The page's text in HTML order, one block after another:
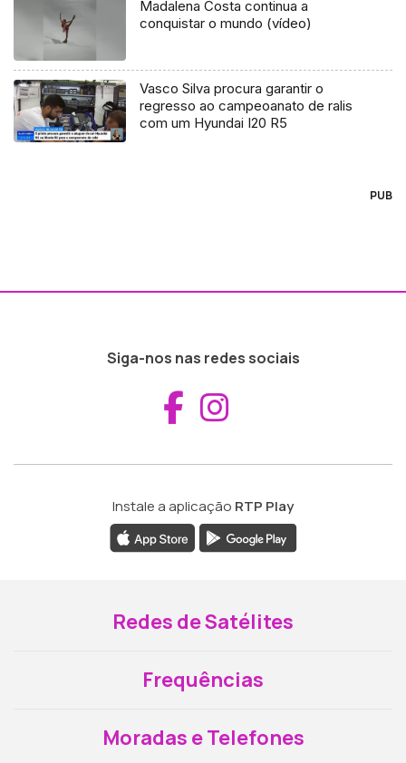
Madalena Costa continua a
conquistar o mundo (vídeo)
Vasco Silva procura garantir o
regresso ao campeoanato de ralis
com um Hyundai I20 R5
PUB
Siga-nos nas redes sociais
Aceder ao
Instale a aplicação RTP Play
Redes de Satélites
Frequências
Moradas e Telefones